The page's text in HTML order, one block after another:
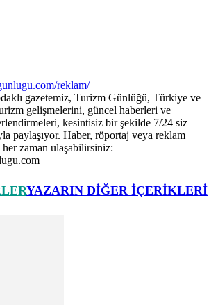
reklam/
gazetemiz, Turizm Günlüğü, Türkiye ve
gelişmelerini, güncel haberleri ve
kesintisiz bir şekilde 7/24 siz
paylaşıyor. Haber, röportaj veya reklam
zaman ulaşabilirsiniz:
YAZARIN DIĞER İÇERIKLERI